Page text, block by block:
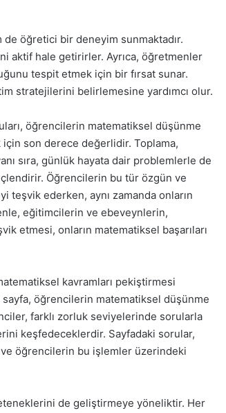
öğretici bir deneyim sunmaktadır.
aktif hale getirirler. Ayrıca, öğretmenler
tespit etmek için bir fırsat sunar.
stratejilerini belirlemesine yardımcı olur.
öğrencilerin matematiksel düşünme
son derece değerlidir. Toplama,
sıra, günlük hayata dair problemlerle de
Öğrencilerin bu tür özgün ve
teşvik ederken, aynı zamanda onların
eğitimcilerin ve ebeveynlerin,
etmesi, onların matematiksel başarıları
kavramları pekiştirmesi
sayfa, öğrencilerin matematiksel düşünme
farklı zorluk seviyelerinde sorularla
keşfedeceklerdir. Sayfadaki sorular,
öğrencilerin bu işlemler üzerindeki
de geliştirmeye yöneliktir. Her